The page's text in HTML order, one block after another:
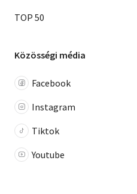
TOP 50
Közösségi média
Facebook
Instagram
Tiktok
Youtube